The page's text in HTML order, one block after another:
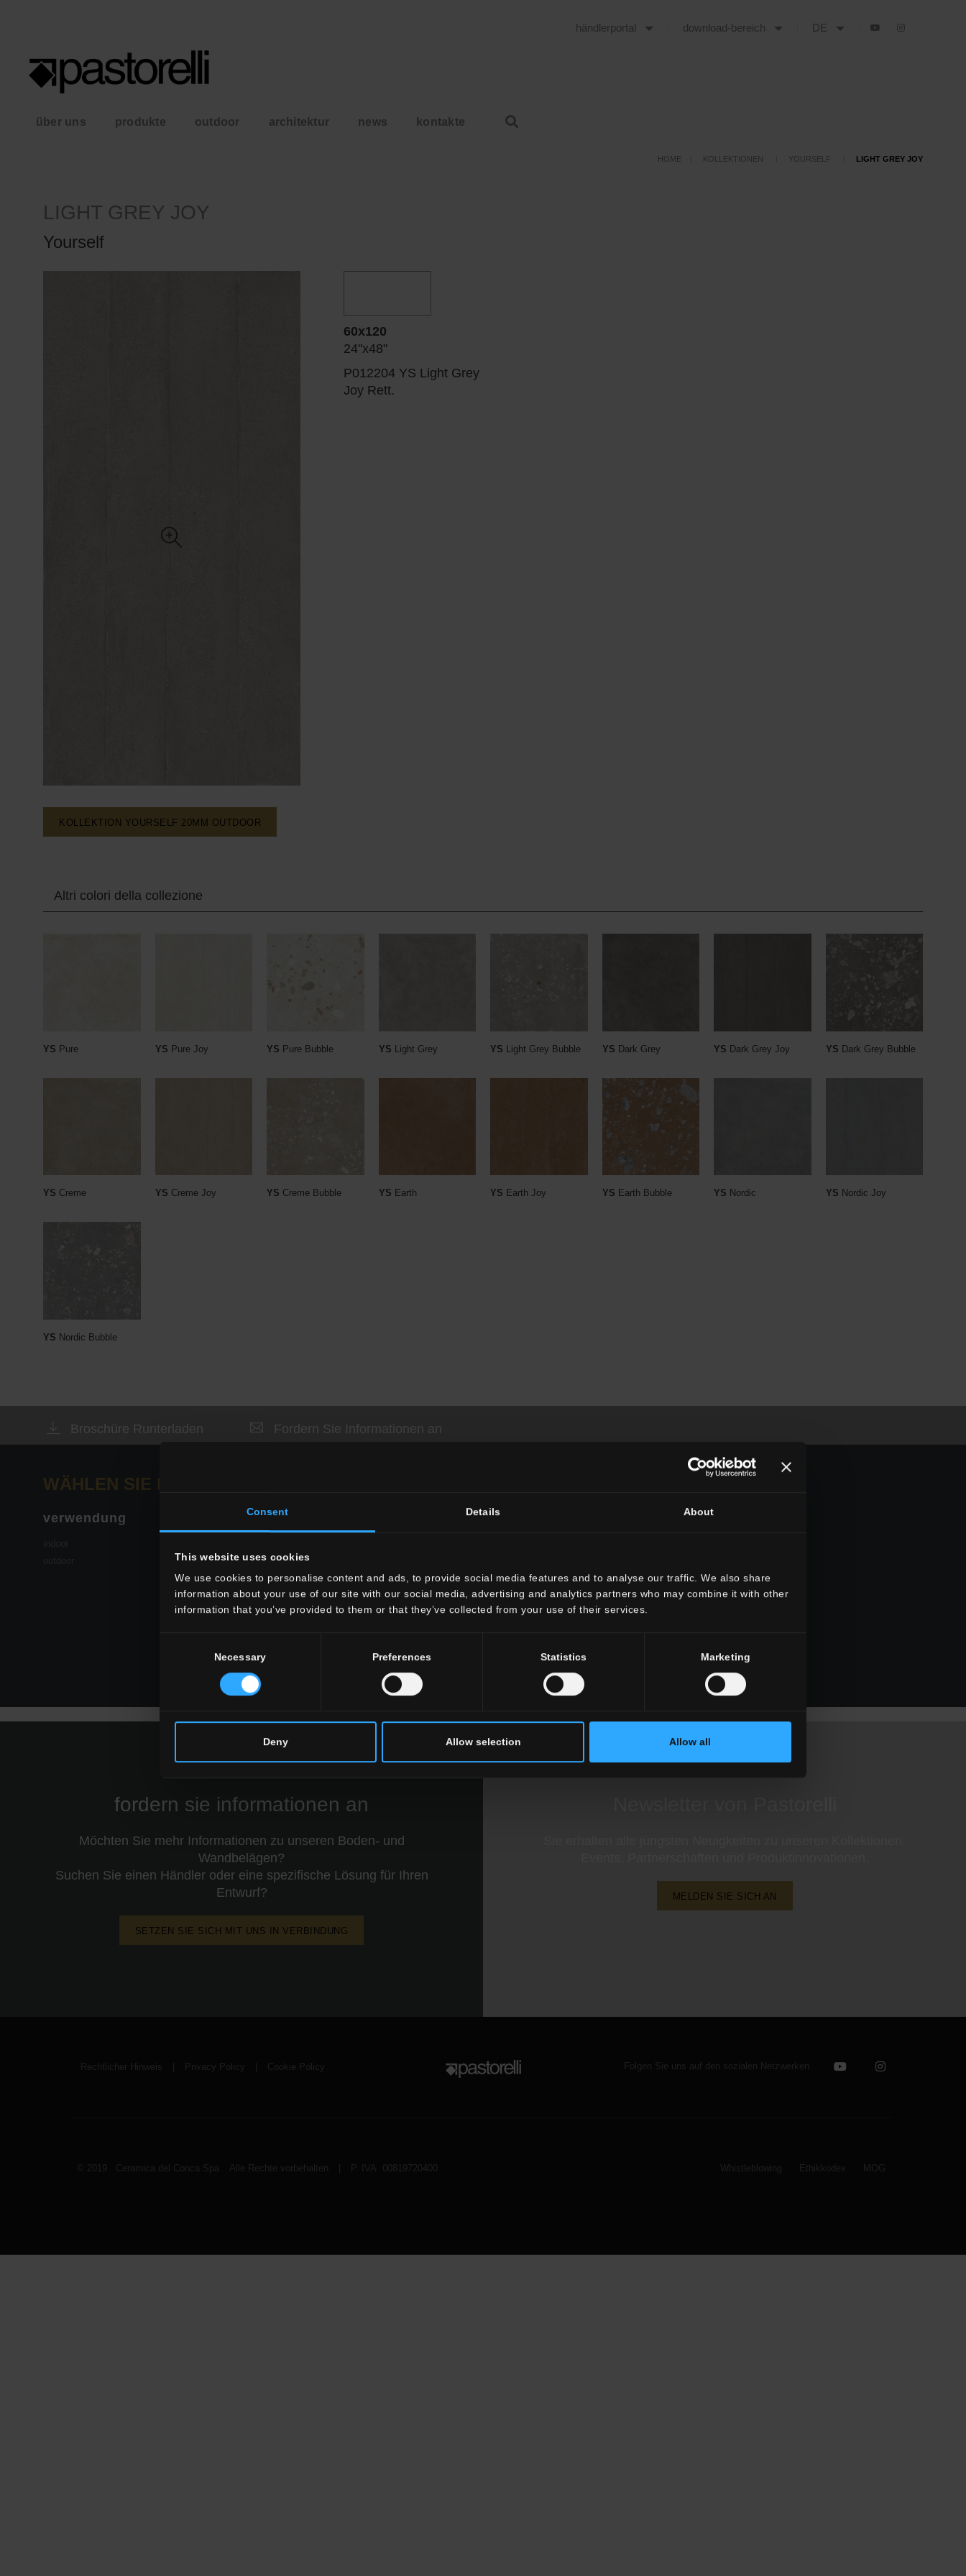
Consent Details About
This website uses cookies
We use cookies to personalise content and ads, to provide social media features and to analyse our traffic. We also share
information about your use of our site with our social media, advertising and analytics partners who may combine it with other
information that you’ve provided to them or that they’ve collected from your use of their services.
Necessary Preferences Statistics Marketing
Deny Allow selection Allow all
händlerportal download-bereich DE
über uns produkte outdoor architektur news kontakte
HOME KOLLEKTIONEN YOURSELF LIGHT GREY JOY
LIGHT GREY JOY
Yourself
KOLLEKTION YOURSELF 20MM OUTDOOR
60x120
24"x48"
P012204 YS Light Grey
Joy Rett.
Altri colori della collezione
YS Pure YS Pure Joy YS Pure Bubble YS Light Grey YS Light Grey Bubble YS Dark Grey YS Dark Grey Joy YS Dark Grey Bubble
YS Creme YS Creme Joy YS Creme Bubble YS Earth YS Earth Joy YS Earth Bubble YS Nordic YS Nordic Joy
YS Nordic Bubble
Broschüre Runterladen Fordern Sie Informationen an
WÄHLEN SIE EINE SERIE AUS:
verwendung wohnraum
Wohnzimmer
Küche
Schlafzimmer
Badezimmer
ALLE WOHNRÄUME
Beton Optik
ALLE OPTIKEN
formate
kleine Formate
ALLE GRÖSSEN
fordern sie informationen an
Möchten Sie mehr Informationen zu unseren Boden- und
Wandbelägen?
Suchen Sie einen Händler oder eine spezifische Lösung für Ihren
Entwurf?
SETZEN SIE SICH MIT UNS IN VERBINDUNG
MELDEN SIE SICH AN
Rechtlicher Hinweis Privacy Policy Cookie Policy Folgen Sie uns auf den sozialen Netzwerken
© 2019 Ceramica del Conca Spa Alle Rechte vorbehalten P. IVA 00819720400 Whistleblowing Ethikkodex MOG